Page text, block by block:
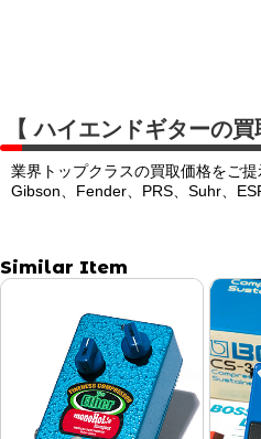
【 ハイエンドギターの買
業界トップクラスの買取価格をご
Gibson、Fender、PRS、Suhr、
Similar Item